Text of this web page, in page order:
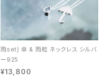
雨set) 傘 & 雨粒 ネックレス シルバ
ー925
¥13,800